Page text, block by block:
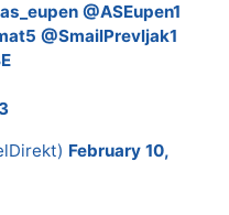
@ASEupen1
@SmailPrevljak1
February 10,